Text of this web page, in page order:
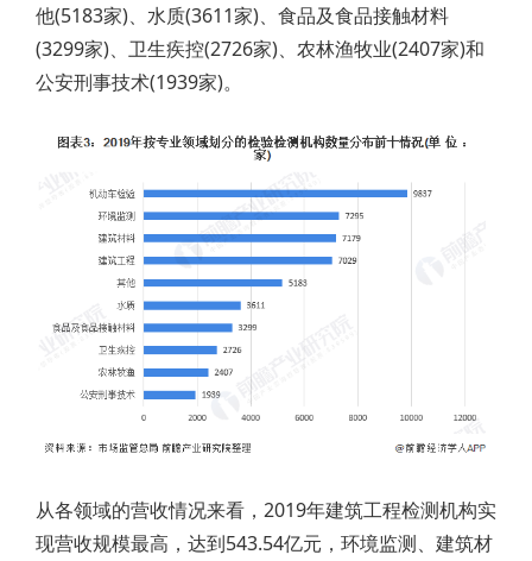
他(5183家)、水质(3611家)、食品及食品接触材料
(3299家)、卫生疾控(2726家)、农林渔牧业(2407家)和
公安刑事技术(1939家)。
从各领域的营收情况来看，2019年建筑工程检测机构实
现营收规模最高，达到543.54亿元，环境监测、建筑材